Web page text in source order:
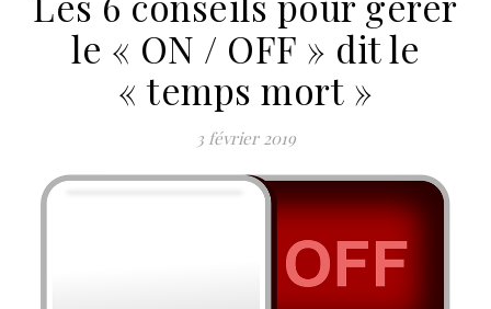
le « ON / OFF » dit le
« temps mort »
3 février 2019